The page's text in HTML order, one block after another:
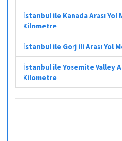
İstanbul ile Kanada Arası Yol
Kilometre
İstanbul ile Gorj ili Arası Yol
İstanbul ile Yosemite Valley
Kilometre